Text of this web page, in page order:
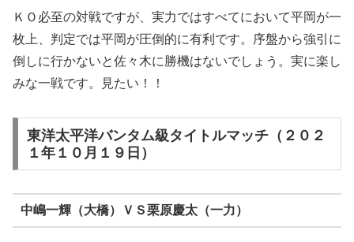
ＫＯ必至の対戦ですが、実力ではすべてにおいて平岡が一
枚上、判定では平岡が圧倒的に有利です。序盤から強引に
倒しに行かないと佐々木に勝機はないでしょう。実に楽し
みな一戦です。見たい！！
東洋太平洋バンタム級タイトルマッチ（２０２
１年１０月１９日）
中嶋一輝（大橋）ＶＳ栗原慶太（一力）